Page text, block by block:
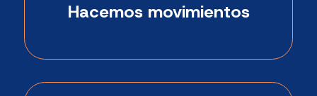
Hacemos movimientos